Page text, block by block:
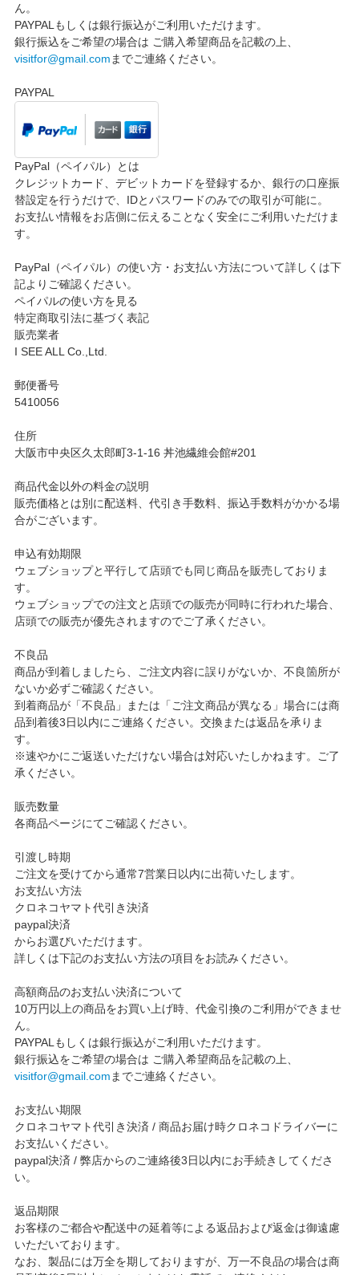
ん。
PAYPALもしくは銀行振込がご利用いただけます。
銀行振込をご希望の場合は ご購入希望商品を記載の上、
visitfor@gmail.com までご連絡ください。
PAYPAL
PayPal（ペイパル）とは
クレジットカード、デビットカードを登録するか、銀行の口座振
替設定を行うだけで、IDとパスワードのみでの取引が可能に。
お支払い情報をお店側に伝えることなく安全にご利用いただけま
す。
PayPal（ペイパル）の使い方・お支払い方法について詳しくは下
記よりご確認ください。
ペイパルの使い方を見る
特定商取引法に基づく表記
販売業者
I SEE ALL Co.,Ltd.
郵便番号
5410056
住所
大阪市中央区久太郎町3-1-16 丼池繊維会館#201
商品代金以外の料金の説明
販売価格とは別に配送料、代引き手数料、振込手数料がかかる場
合がございます。
申込有効期限
ウェブショップと平行して店頭でも同じ商品を販売しておりま
す。
ウェブショップでの注文と店頭での販売が同時に行われた場合、
店頭での販売が優先されますのでご了承ください。
不良品
商品が到着しましたら、ご注文内容に誤りがないか、不良箇所が
ないか必ずご確認ください。
到着商品が「不良品」または「ご注文商品が異なる」場合には商
品到着後3日以内にご連絡ください。交換または返品を承りま
す。
※速やかにご返送いただけない場合は対応いたしかねます。ご了
承ください。
販売数量
各商品ページにてご確認ください。
引渡し時期
ご注文を受けてから通常7営業日以内に出荷いたします。
お支払い方法
クロネコヤマト代引き決済
paypal決済
からお選びいただけます。
詳しくは下記のお支払い方法の項目をお読みください。
高額商品のお支払い決済について
10万円以上の商品をお買い上げ時、代金引換のご利用ができませ
ん。
PAYPALもしくは銀行振込がご利用いただけます。
銀行振込をご希望の場合は ご購入希望商品を記載の上、
visitfor@gmail.com までご連絡ください。
お支払い期限
クロネコヤマト代引き決済 / 商品お届け時クロネコドライバーに
お支払いください。
paypal決済 / 弊店からのご連絡後3日以内にお手続きしてくださ
い。
返品期限
お客様のご都合や配送中の延着等による返品および返金は御遠慮
いただいております。
なお、製品には万全を期しておりますが、万一不良品の場合は商